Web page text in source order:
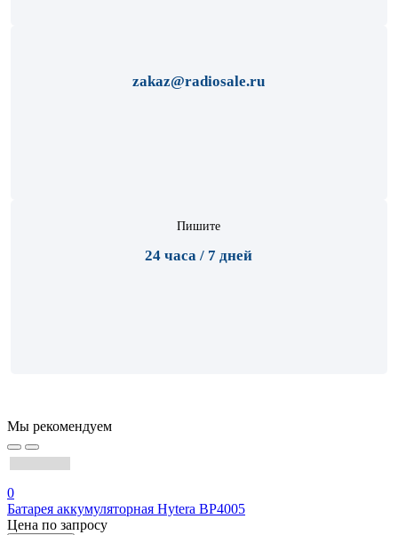
zakaz@radiosale.ru
Пишите
24 часа / 7 дней
Мы рекомендуем
0
Батарея аккумуляторная Hytera BP4005
Цена по запросу